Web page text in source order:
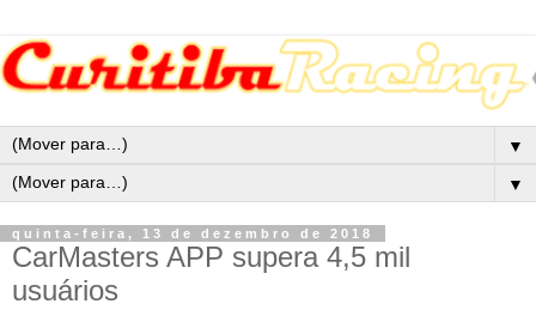
▼
▼
quinta-feira, 13 de dezembro de 2018
CarMasters APP supera 4,5 mil
usuários